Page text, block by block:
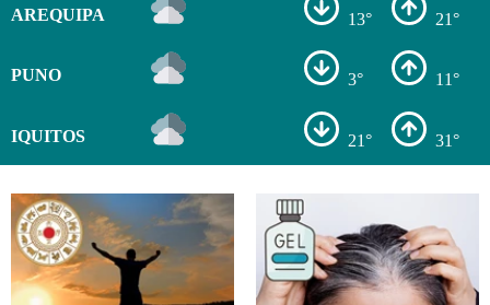
AREQUIPA 13° 21°
PUNO 3° 11°
IQUITOS 21° 31°